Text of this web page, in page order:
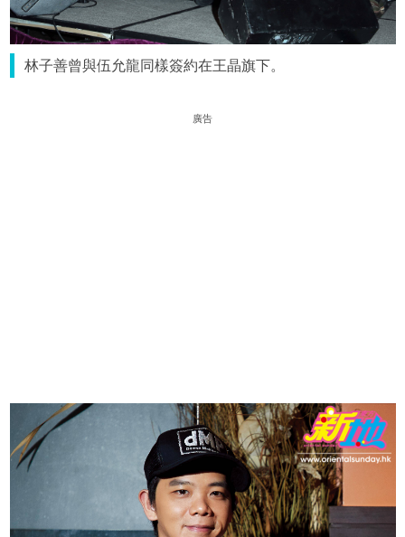
林子善曾與伍允龍同樣簽約在王晶旗下。
廣告